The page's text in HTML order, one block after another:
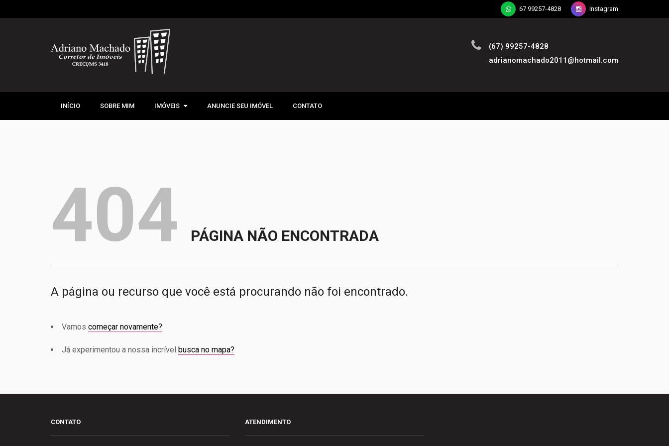
67 99257-4828 Instagram
(67) 99257-4828
adrianomachado2011@hotmail.com
INÍCIO SOBRE MIM IMÓVEIS
IMÓVEIS ANUNCIE SEU IMÓVEL CONTATO
404 PÁGINA NÃO ENCONTRADA
A página ou recurso que você está procurando não foi encontrado.
Vamos começar novamente?
Já experimentou a nossa incrível busca no mapa?
CONTATO ATENDIMENTO